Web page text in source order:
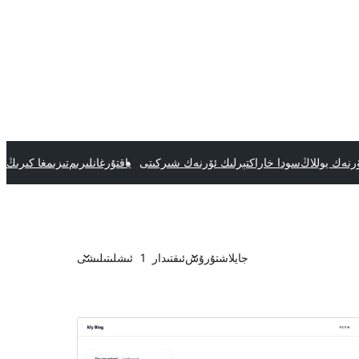
يوللاڭسودا خاراكتېرلىك ئۆرنەك شىركىتى ياقتۇرغانلىرىمتىزىمغا كىرىڭ
جايلاشتۇرۇشئىقتىدار 1 ئىشلىتىلىشى